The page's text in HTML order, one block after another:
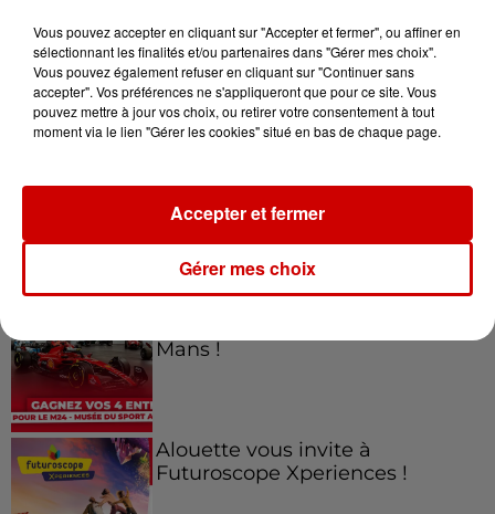
Jeux Voir plus
Gagnez vos entrées pour le
Mans !
Alouette vous invite à
Futuroscope Xperiences !
Vous pouvez accepter en cliquant sur "Accepter et fermer", ou affiner en
sélectionnant les finalités et/ou partenaires dans "Gérer mes choix".
Vous pouvez également refuser en cliquant sur "Continuer sans
accepter". Vos préférences ne s'appliqueront que pour ce site. Vous
pouvez mettre à jour vos choix, ou retirer votre consentement à tout
moment via le lien "Gérer les cookies" situé en bas de chaque page.
Gérer mes choix
Accepter et fermer